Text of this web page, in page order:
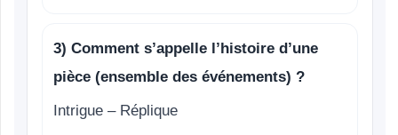
3) Comment s’appelle l’histoire d’une
pièce (ensemble des événements) ?
Intrigue – Réplique